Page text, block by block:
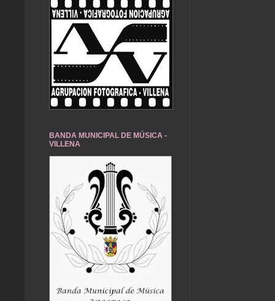
BANDA MUNICIPAL DE MÚSICA -
VILLENA